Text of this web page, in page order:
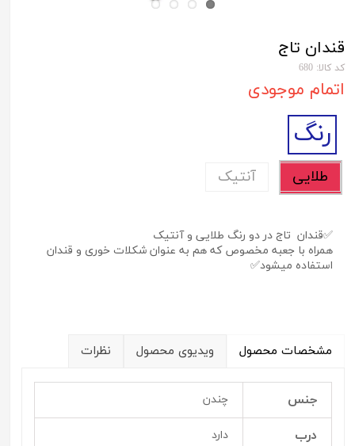
قندان تاج
کد کالا: 680
اتمام موجودی
رنگ
طلایی آنتیک
✅قندان تاج در دو رنگ طلایی و آنتیک
همراه با جعبه مخصوص که هم به عنوان شکلات خوری و قندان
استفاده میشود✅
مشخصات محصول ویدیوی محصول نظرات
جنس چندن
درب دارد